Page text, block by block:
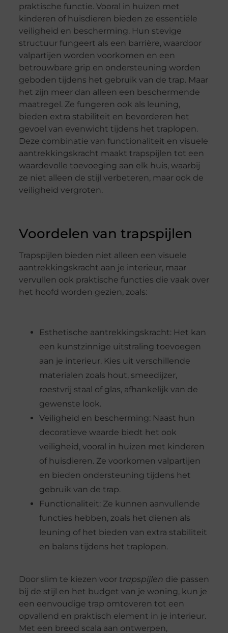
praktische functie. Vooral in huizen met
kinderen of huisdieren bieden ze essentiële
veiligheid en bescherming. Hun stevige
structuur fungeert als een barrière, waardoor
valpartijen worden voorkomen en een
betrouwbare grip en ondersteuning worden
geboden tijdens het gebruik van de trap. Maar
het zijn meer dan alleen een beschermende
maatregel. Ze fungeren ook als leuning,
bieden extra stabiliteit en bevorderen het
gevoel van evenwicht tijdens het traplopen.
Deze combinatie van functionaliteit en visuele
aantrekkingskracht maakt trapspijlen tot een
waardevolle toevoeging aan elk huis, waarbij
ze niet alleen de stijl verbeteren, maar ook de
veiligheid vergroten.
Voordelen van trapspijlen
Trapspijlen bieden niet alleen een visuele
aantrekkingskracht aan je interieur, maar
vervullen ook praktische functies die vaak over
het hoofd worden gezien, zoals:
Esthetische aantrekkingskracht: Het kan
een kunstzinnige uitstraling toevoegen
aan je interieur. Kies uit verschillende
materialen zoals hout, smeedijzer,
roestvrij staal of glas, afhankelijk van de
gewenste look.
Veiligheid en bescherming: Naast hun
decoratieve waarde biedt het ook
veiligheid, vooral in huizen met kinderen
of huisdieren. Ze voorkomen valpartijen
en bieden ondersteuning tijdens het
gebruik van de trap.
Functionaliteit: Ze kunnen aanvullende
functies hebben, zoals het dienen als
leuning of het bieden van extra stabiliteit
en balans tijdens het traplopen.
Door slim te kiezen voor trapspijlen die passen
bij de stijl en het budget van je woning, kun je
een eenvoudige trap omtoveren tot een
opvallend en praktisch element in je interieur.
Met een breed scala aan ontwerpen,